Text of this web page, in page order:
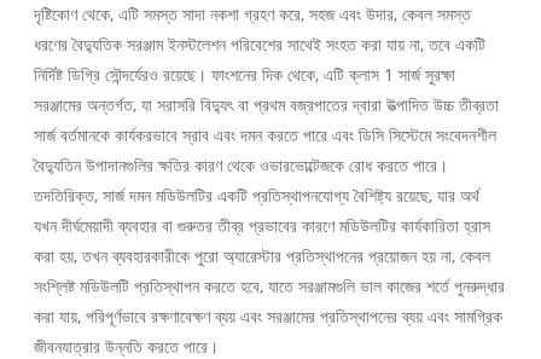
দৃষ্টিকোণ থেকে, এটি সমস্ত সাদা নকশা গ্রহণ করে, সহজ এবং উদার, কেবল সমস্ত
ধরণের বৈদ্যুতিক সরঞ্জাম ইনস্টলেশন পরিবেশের সাথেই সংহত করা যায় না, তবে একটি
নির্দিষ্ট ডিগ্রি সৌন্দর্যেরও রয়েছে। ফাংশনের দিক থেকে, এটি ক্লাস 1 সার্জ সুরক্ষা
সরঞ্জামের অন্তর্গত, যা সরাসরি বিদ্যুৎ বা প্রথম বজ্রপাতের দ্বারা উত্পাদিত উচ্চ তীব্রতা
সার্জ বর্তমানকে কার্যকরভাবে স্রাব এবং দমন করতে পারে এবং ডিসি সিস্টেমে সংবেদনশীল
বৈদ্যুতিন উপাদানগুলির ক্ষতির কারণ থেকে ওভারভোল্টেজকে রোধ করতে পারে।
তদতিরিক্ত, সার্জ দমন মডিউলটির একটি প্রতিস্থাপনযোগ্য বৈশিষ্ট্য রয়েছে, যার অর্থ
যখন দীর্ঘমেয়াদী ব্যবহার বা গুরুতর তীব্র প্রভাবের কারণে মডিউলটির কার্যকারিতা হ্রাস
করা হয়, তখন ব্যবহারকারীকে পুরো অ্যারেস্টার প্রতিস্থাপনের প্রয়োজন হয় না, কেবল
সংশ্লিষ্ট মডিউলটি প্রতিস্থাপন করতে হবে, যাতে সরঞ্জামগুলি ভাল কাজের শর্তে পুনরুদ্ধার
করা যায়, পরিপূর্ণভাবে রক্ষণাবেক্ষণ ব্যয় এবং সরঞ্জামের প্রতিস্থাপনের ব্যয় এবং সামগ্রিক
জীবনযাত্রার উন্নতি করতে পারে।